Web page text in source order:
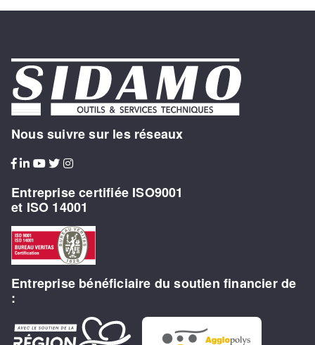
Nous suivre sur les réseaux
Entreprise certifiée ISO9001
et ISO 14001
Entreprise bénéficiaire du soutien financier de
: